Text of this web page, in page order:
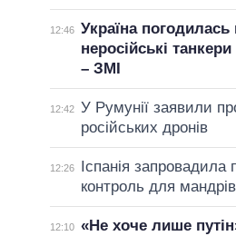
12:46 Україна погодилась
неросійські
– ЗМІ
12:42 У Румунії заявили
російських дронів
12:26
Іспанія
контроль для
12:10 «Не хоче лише